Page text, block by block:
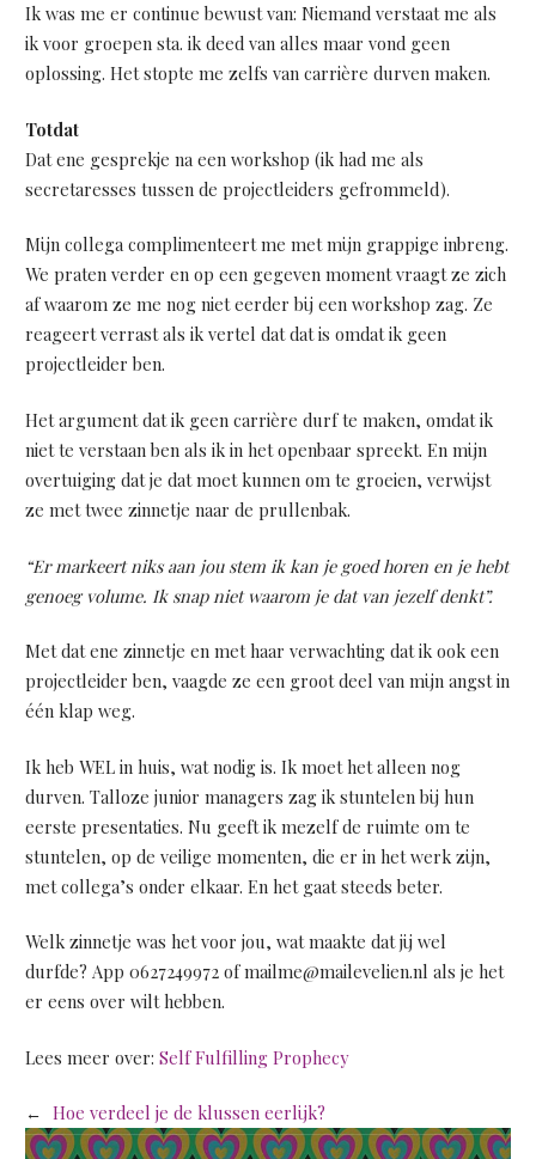
Ik was me er continue bewust van: Niemand verstaat me als
ik voor groepen sta. ik deed van alles maar vond geen
oplossing. Het stopte me zelfs van carrière durven maken.
Totdat
Dat ene gesprekje na een workshop (ik had me als
secretaresses tussen de projectleiders gefrommeld).
Mijn collega complimenteert me met mijn grappige inbreng.
We praten verder en op een gegeven moment vraagt ze zich
af waarom ze me nog niet eerder bij een workshop zag. Ze
reageert verrast als ik vertel dat dat is omdat ik geen
projectleider ben.
Het argument dat ik geen carrière durf te maken, omdat ik
niet te verstaan ben als ik in het openbaar spreekt. En mijn
overtuiging dat je dat moet kunnen om te groeien, verwijst
ze met twee zinnetje naar de prullenbak.
“Er markeert niks aan jou stem ik kan je goed horen en je hebt
genoeg volume. Ik snap niet waarom je dat van jezelf denkt”.
Met dat ene zinnetje en met haar verwachting dat ik ook een
projectleider ben, vaagde ze een groot deel van mijn angst in
één klap weg.
Ik heb WEL in huis, wat nodig is. Ik moet het alleen nog
durven. Talloze junior managers zag ik stuntelen bij hun
eerste presentaties. Nu geeft ik mezelf de ruimte om te
stuntelen, op de veilige momenten, die er in het werk zijn,
met collega’s onder elkaar. En het gaat steeds beter.
Welk zinnetje was het voor jou, wat maakte dat jij wel
durfde? App 0627249972 of mailme@mailevelien.nl als je het
er eens over wilt hebben.
Lees meer over: Self Fulfilling Prophecy
← Hoe verdeel je de klussen eerlijk?